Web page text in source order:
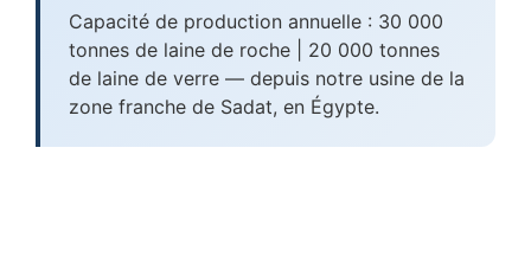
Capacité de production annuelle : 30 000
tonnes de laine de roche | 20 000 tonnes
de laine de verre — depuis notre usine de la
zone franche de Sadat, en Égypte.